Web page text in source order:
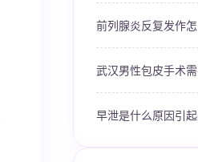
前列腺炎反复发作
武汉男性包皮手术
早泄是什么原因引